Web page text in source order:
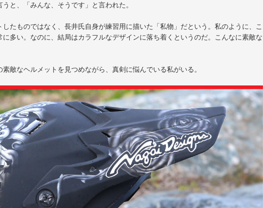
と、「みんな、そうです」と言われた。
たものではなく、長井氏自身が練習用に描いた「私物」だという。私のように、こ
多い。なのに、結局はカラフルなデザインに落ち着くというのだ。こんなに素敵な
敵なヘルメットを見つめながら、真剣に悩んでいる私がいる。